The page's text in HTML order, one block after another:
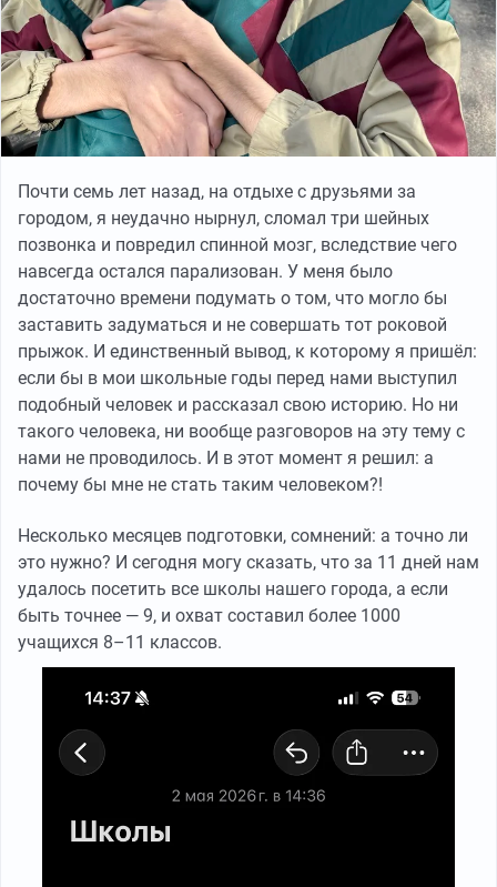
Почти семь лет назад, на отдыхе с друзьями за
городом, я неудачно нырнул, сломал три шейных
позвонка и повредил спинной мозг, вследствие чего
навсегда остался парализован. У меня было
достаточно времени подумать о том, что могло бы
заставить задуматься и не совершать тот роковой
прыжок. И единственный вывод, к которому я пришёл:
если бы в мои школьные годы перед нами выступил
подобный человек и рассказал свою историю. Но ни
такого человека, ни вообще разговоров на эту тему с
нами не проводилось. И в этот момент я решил: а
почему бы мне не стать таким человеком?!
Несколько месяцев подготовки, сомнений: а точно ли
это нужно? И сегодня могу сказать, что за 11 дней нам
удалось посетить все школы нашего города, а если
быть точнее — 9, и охват составил более 1000
учащихся 8–11 классов.